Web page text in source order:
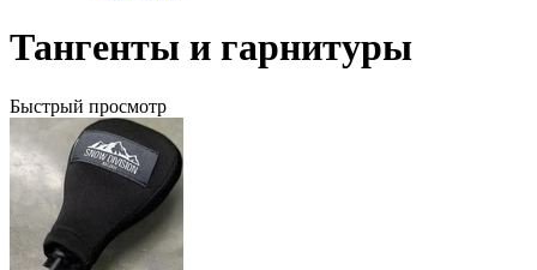
Тангенты и гарнитуры
Быстрый просмотр